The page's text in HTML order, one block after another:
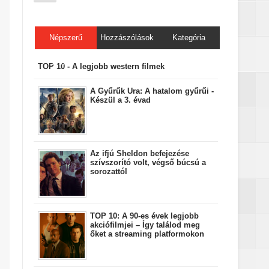
Népszerű Hozzászólások Kategória
TOP 10 - A legjobb western filmek
A Gyűrűk Ura: A hatalom gyűrűi -
Készül a 3. évad
Az ifjú Sheldon befejezése
szívszorító volt, végső búcsú a
sorozattól
TOP 10: A 90-es évek legjobb
akciófilmjei – Így találod meg
őket a streaming platformokon